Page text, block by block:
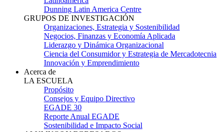
Dunning Latin America Centre
GRUPOS DE INVESTIGACIÓN
Organizaciones, Estrategia y Sostenibilidad
Negocios, Finanzas y Economía Aplicada
Liderazgo y Dinámica Organizacional
Ciencia del Consumidor y Estrategia de Mercadotecnia
Innovación y Emprendimiento
Acerca de
LA ESCUELA
Propósito
Consejos y Equipo Directivo
EGADE 30
Reporte Anual EGADE
Sostenibilidad e Impacto Social